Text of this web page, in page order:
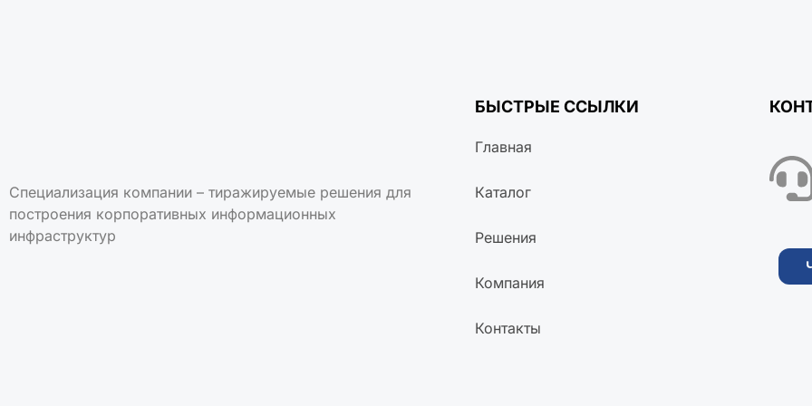
Специализация компании – тиражируемые решения для
построения корпоративных информационных
инфраструктур
БЫСТРЫЕ ССЫЛКИ
Главная
Каталог
Решения
Компания
Контакты